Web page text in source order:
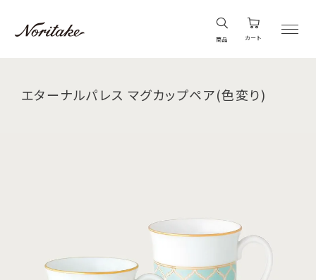
商品 カート
エターナルパレス マグカップペア(色変り)